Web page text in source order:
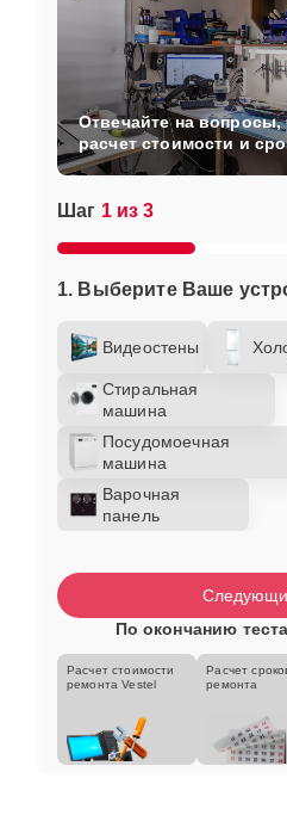
Шаг 1 из 3
1. Выберите Ваше
Видеостены
Стиральная
машина
Посудомоечная
машина
Варочная
панель
Отвечайте на
расчет стоимости и
По окончанию
Расчет стоимости
ремонта Vestel
Расчет
ремонта